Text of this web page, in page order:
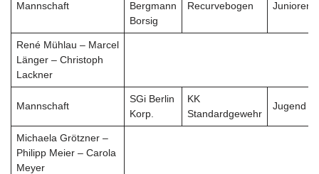
Mannschaft
Bergmann
Borsig
Recurvebogen Junioren
René Mühlau – Marcel
Länger – Christoph
Lackner
Mannschaft
SGi Berlin
Korp.
KK
Standardgewehr
Jugend
Michaela Grötzner –
Philipp Meier – Carola
Meyer